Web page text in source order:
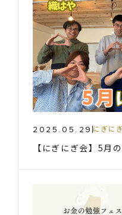
2025.05.29 にぎに
【にぎにぎ会】5月